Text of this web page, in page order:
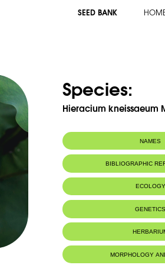
SEED BANK
Species:
Hieracium kneissaeum
NAMES
BIBLIOGRAPHIC
ECOLOGY
MORPHOLOGY